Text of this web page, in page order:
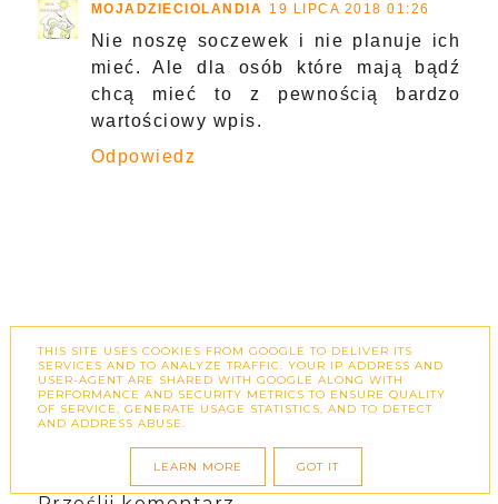
MOJADZIECIOLANDIA 19 LIPCA 2018 01:26
Nie noszę soczewek i nie planuje ich
mieć. Ale dla osób które mają bądź
chcą mieć to z pewnością bardzo
wartościowy wpis.
Odpowiedz
THIS SITE USES COOKIES FROM GOOGLE TO DELIVER ITS
SERVICES AND TO ANALYZE TRAFFIC. YOUR IP ADDRESS AND
USER-AGENT ARE SHARED WITH GOOGLE ALONG WITH
PERFORMANCE AND SECURITY METRICS TO ENSURE QUALITY
OF SERVICE, GENERATE USAGE STATISTICS, AND TO DETECT
AND ADDRESS ABUSE.
LEARN MORE GOT IT